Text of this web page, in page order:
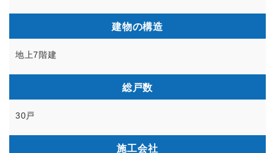
建物の構造
地上7階建
総戸数
30戸
施工会社